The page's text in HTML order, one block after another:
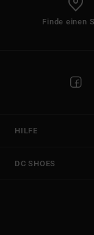
Finde einen
HILFE
DC SHOES